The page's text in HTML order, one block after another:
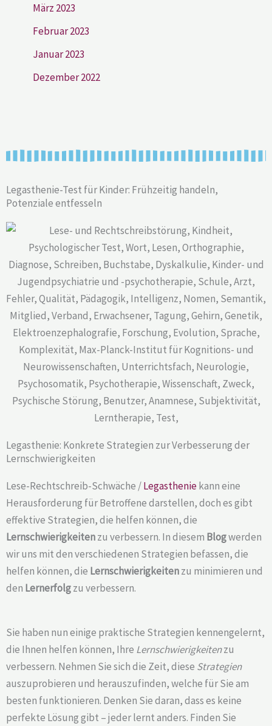
März 2023
Februar 2023
Januar 2023
Dezember 2022
Legasthenie-Test für Kinder: Frühzeitig handeln,
Potenziale entfesseln
Legasthenie: Konkrete Strategien zur Verbesserung der
Lernschwierigkeiten
Lese-Rechtschreib-Schwäche /Legastheniekann eine
Herausforderung für Betroffene darstellen, doch es gibt
effektive Strategien, die helfen können, die
Lernschwierigkeitenzu verbessern. In diesem Blogwerden
wir uns mit den verschiedenen Strategien befassen, die
helfen können, die Lernschwierigkeitenzu minimieren und
den Lernerfolgzu verbessern.
Sie haben nun einige praktische Strategien kennengelernt,
die Ihnen helfen können, Ihre Lernschwierigkeitenzu
verbessern. Nehmen Sie sich die Zeit, diese Strategien
auszuprobieren und herauszufinden, welche für Sie am
besten funktionieren. Denken Sie daran, dass es keine
perfekte Lösung gibt – jeder lernt anders. Finden Sie